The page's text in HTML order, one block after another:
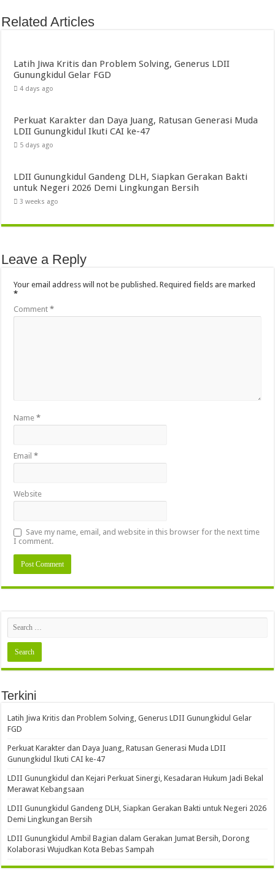
Related Articles
Latih Jiwa Kritis dan Problem Solving, Generus LDII
Gunungkidul Gelar FGD
4 days ago
Perkuat Karakter dan Daya Juang, Ratusan Generasi Muda
LDII Gunungkidul Ikuti CAI ke-47
5 days ago
LDII Gunungkidul Gandeng DLH, Siapkan Gerakan Bakti
untuk Negeri 2026 Demi Lingkungan Bersih
3 weeks ago
Leave a Reply
Your email address will not be published. Required fields are marked
*
Comment*
Name*
Email*
Website
Save my name, email, and website in this browser for the next time
I comment.
Terkini
Latih Jiwa Kritis dan Problem Solving, Generus LDII Gunungkidul Gelar
FGD
Perkuat Karakter dan Daya Juang, Ratusan Generasi Muda LDII
Gunungkidul Ikuti CAI ke-47
LDII Gunungkidul dan Kejari Perkuat Sinergi, Kesadaran Hukum Jadi Bekal
Merawat Kebangsaan
LDII Gunungkidul Gandeng DLH, Siapkan Gerakan Bakti untuk Negeri 2026
Demi Lingkungan Bersih
LDII Gunungkidul Ambil Bagian dalam Gerakan Jumat Bersih, Dorong
Kolaborasi Wujudkan Kota Bebas Sampah